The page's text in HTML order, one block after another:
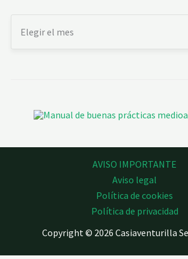
AVISO IMPORTANTE
Aviso legal
Política de cookies
Política de privacidad
Copyright © 2026 Casiaventurilla